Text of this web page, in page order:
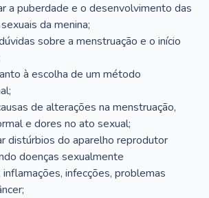
a puberdade e o desenvolvimento das
da menina;
sobre a menstruação e o início
à escolha de um método
de alterações na menstruação,
e dores no ato sexual;
distúrbios do aparelho reprodutor
doenças sexualmente
infecções, problemas